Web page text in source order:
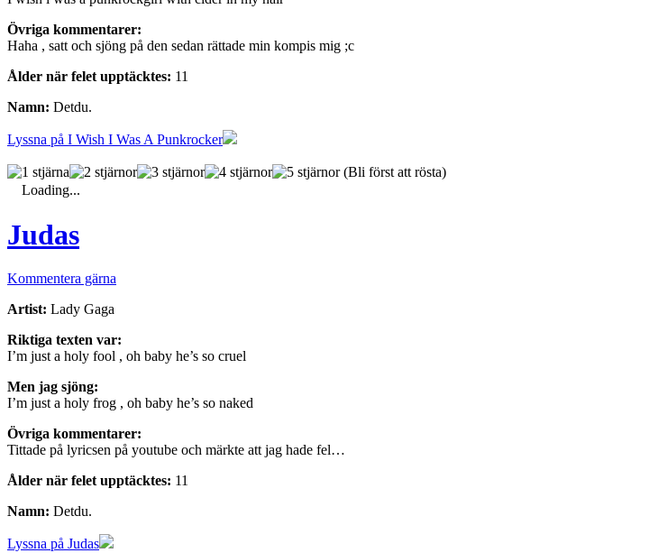
Övriga kommentarer:
Haha , satt och sjöng på den sedan rättade min kompis mig ;c
Ålder när felet upptäcktes: 11
Namn: Detdu.
Lyssna på I Wish I Was A Punkrocker
(Bli först att rösta)
Loading...
Judas
Kommentera gärna
Artist: Lady Gaga
Riktiga texten var:
I’m just a holy fool , oh baby he’s so cruel
Men jag sjöng:
I’m just a holy frog , oh baby he’s so naked
Övriga kommentarer:
Tittade på lyricsen på youtube och märkte att jag hade fel…
Ålder när felet upptäcktes: 11
Namn: Detdu.
Lyssna på Judas